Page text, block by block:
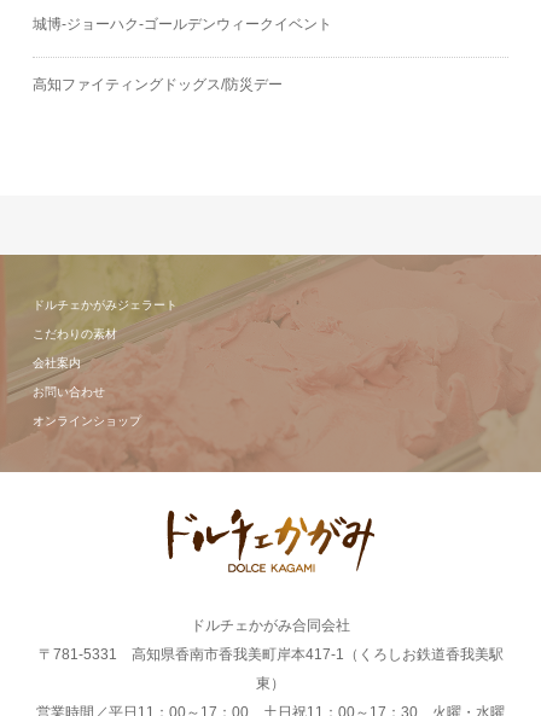
城博‐ジョーハク‐ゴールデンウィークイベント
高知ファイティングドッグス/防災デー
ドルチェかがみジェラート
こだわりの素材
会社案内
お問い合わせ
オンラインショップ
ドルチェかがみ合同会社
〒781-5331 高知県香南市香我美町岸本417-1（くろしお鉄道香我美駅
東）
営業時間／平日11：00～17：00 土日祝11：00～17：30 火曜・水曜